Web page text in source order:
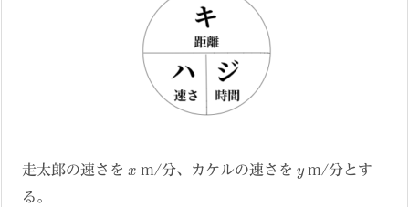
走太郎の速さを m/分、カケルの速さを
m/分とす
る。